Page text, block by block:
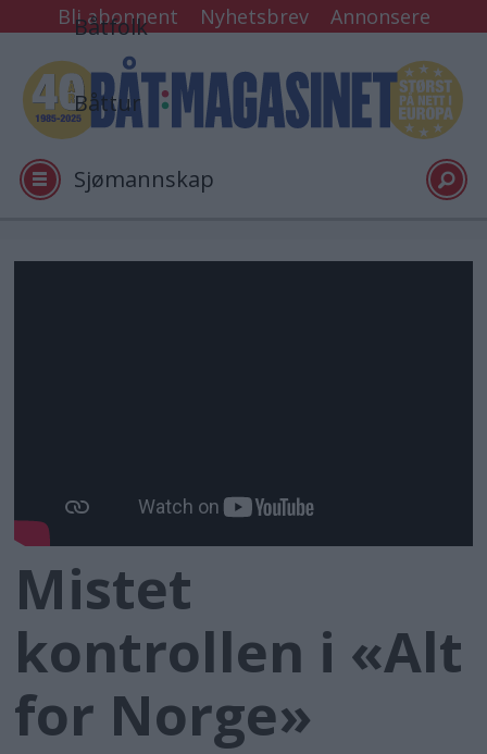
Bli abonnent Nyhetsbrev Annonsere
Båtfolk
Båttur
Sjømannskap
Tester
Mistet
kontrollen i «Alt
for Norge»